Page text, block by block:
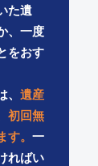
た遺
、一度
をおす
遺産
初回無
。 一
ればい